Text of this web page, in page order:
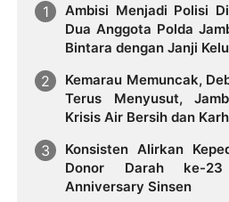
Ambisi Menjadi Polisi
Dua Anggota Polda
Bintara dengan Janji
Kemarau Memuncak,
Terus Menyusut,
Krisis Air Bersih dan
Konsisten Alirkan
Donor Darah ke-
Anniversary Sinsen